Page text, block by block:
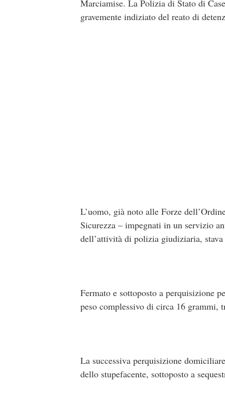
Marciamise. La Polizia di Stato di
gravemente indiziato del reato di
L’uomo, già noto alle Forze
Sicurezza – impegnati in un servizio
dell’attività di polizia giudiziaria,
Fermato e sottoposto a perquisizione
peso complessivo di circa 16 grammi,
La successiva perquisizione
dello stupefacente, sottoposto a